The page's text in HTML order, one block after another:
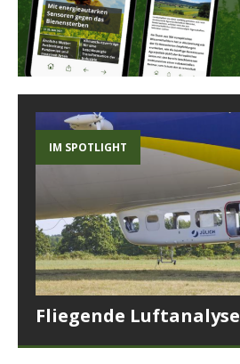
IM SPOTLIGHT
Fliegende Luftanalyse